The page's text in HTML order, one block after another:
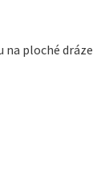
na ploché dráze